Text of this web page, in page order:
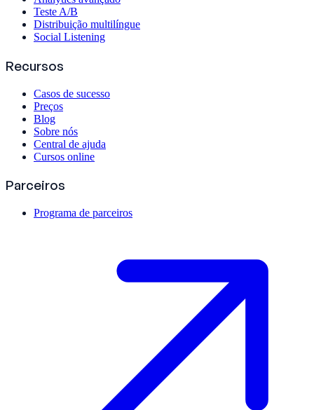
Teste A/B
Distribuição multilíngue
Social Listening
Recursos
Casos de sucesso
Preços
Blog
Sobre nós
Central de ajuda
Cursos online
Parceiros
Programa de parceiros